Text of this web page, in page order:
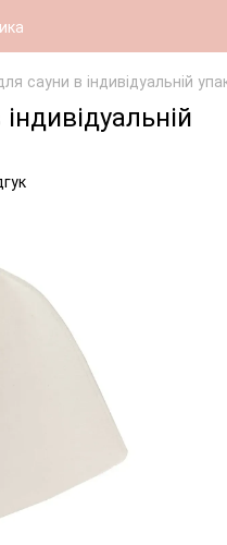
сауни в індивідуальній